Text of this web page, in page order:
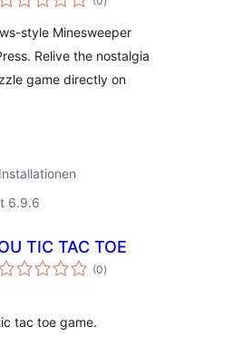
insgesamt
style Minesweeper
Relive the nostalgia
game directly on
6.9.6
TIC TAC TOE
(0Bewertungen
insgesamt
)
tac toe game.